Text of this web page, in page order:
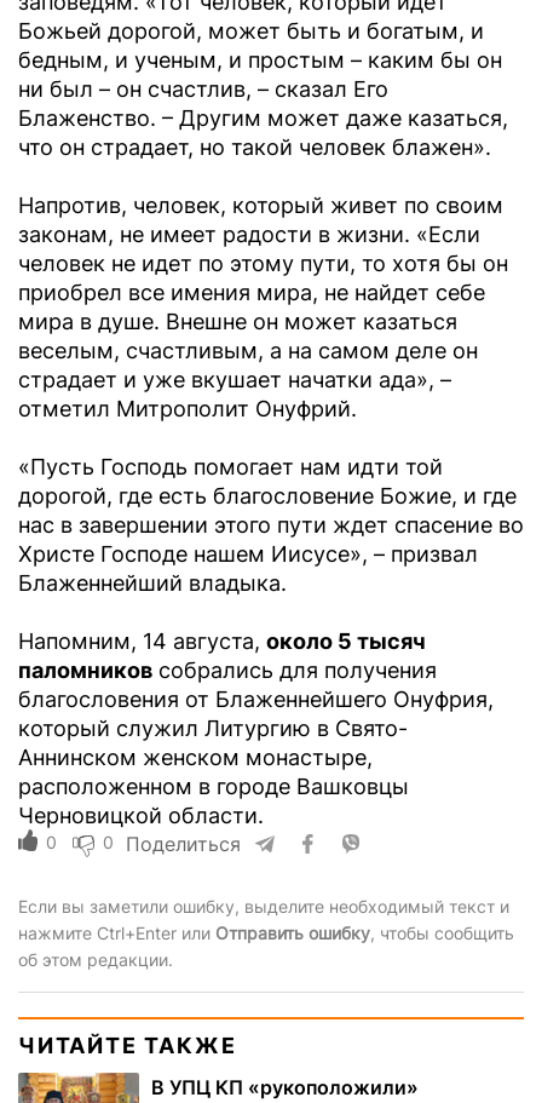
Божьей дорогой, может быть и богатым, и
бедным, и ученым, и простым – каким бы он
ни был – он счастлив, – сказал Его
Блаженство. – Другим может даже казаться,
что он страдает, но такой человек блажен».
Напротив, человек, который живет по своим
законам, не имеет радости в жизни. «Если
человек не идет по этому пути, то хотя бы он
приобрел все имения мира, не найдет себе
мира в душе. Внешне он может казаться
веселым, счастливым, а на самом деле он
страдает и уже вкушает начатки ада», –
отметил Митрополит Онуфрий.
«Пусть Господь помогает нам идти той
дорогой, где есть благословение Божие, и где
нас в завершении этого пути ждет спасение во
Христе Господе нашем Иисусе», – призвал
Блаженнейший владыка.
Напомним, 14 августа, около 5 тысяч
паломников собрались для получения
благословения от Блаженнейшего Онуфрия,
который служил Литургию в Свято-
Аннинском женском монастыре,
расположенном в городе Вашковцы
Черновицкой области.
0 0 Поделиться
Если вы заметили ошибку, выделите необходимый текст и
нажмите Ctrl+Enter или Отправить ошибку, чтобы сообщить
об этом редакции.
ЧИТАЙТЕ ТАКЖЕ
В УПЦ КП «рукоположили»